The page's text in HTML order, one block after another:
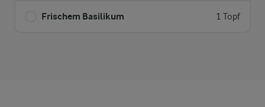
Frischem Basilikum 1 Topf